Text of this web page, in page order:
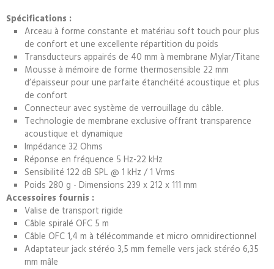
Spécifications :
Arceau à forme constante et matériau soft touch pour plus
de confort et une excellente répartition du poids
Transducteurs appairés de 40 mm à membrane Mylar/Titane
Mousse à mémoire de forme thermosensible 22 mm
d’épaisseur pour une parfaite étanchéité acoustique et plus
de confort
Connecteur avec système de verrouillage du câble.
Technologie de membrane exclusive offrant transparence
acoustique et dynamique
Impédance 32 Ohms
Réponse en fréquence 5 Hz-22 kHz
Sensibilité 122 dB SPL @ 1 kHz / 1 Vrms
Poids 280 g - Dimensions 239 x 212 x 111 mm
Accessoires fournis :
Valise de transport rigide
Câble spiralé OFC 5 m
Câble OFC 1,4 m à télécommande et micro omnidirectionnel
Adaptateur jack stéréo 3,5 mm femelle vers jack stéréo 6,35
mm mâle